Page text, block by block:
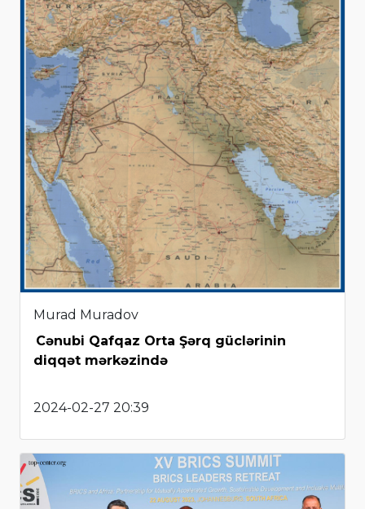
Murad Muradov
Cənubi Qafqaz Orta Şərq güclərinin
diqqət mərkəzində
2024-02-27 20:39